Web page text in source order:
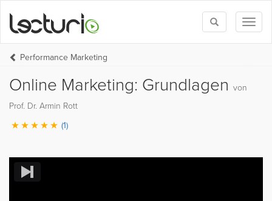
Toggle
search
Performance Marketing
Online Marketing: Grundlagen von
Prof. Dr. Armin Rott
(1)